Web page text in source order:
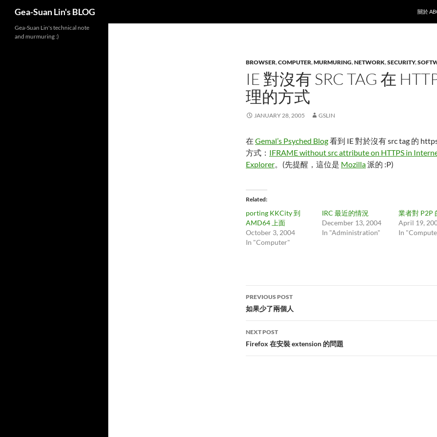
Gea-Suan Lin's BLOG
關於
BROWSER,COMPUTER,MURMURING,NETWORK,SECURITY,
IE 對沒有 SRC TAG 在
理的方式
JANUARY 28, 2005 GSLIN
在 Gemal’s Psyched Blog看到 IE 對於沒有 src tag 的
方式： IFRAME without src attribute on HTTPS in
Explorer。(先提醒，這位是 Mozilla派的 :P)
Related
porting KKCity 到
AMD64 上面
October 3, 2004
In "Computer"
IRC 最近的情況
December 13, 2004
In "Administration"
業者對 P2P
April 19,
In
Post
navigation
PREVIOUS POST
如果少了兩個人
NEXT POST
Firefox 在安裝 extension 的問題
Gea-Suan Lin's technical note
and murmuring :)